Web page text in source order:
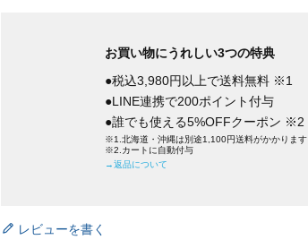
お買い物にうれしい3つの特典
●税込3,980円以上で送料無料 ※1
●LINE連携で200ポイント付与
●誰でも使える5%OFFクーポン ※2
※1.北海道・沖縄は別途1,100円送料がかかります
※2.カートに自動付与
→返品について
レビューを書く